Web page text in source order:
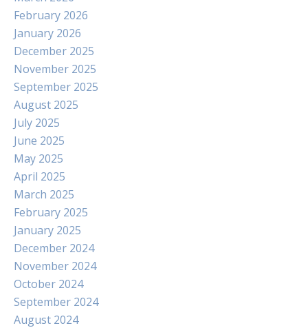
February 2026
January 2026
December 2025
November 2025
September 2025
August 2025
July 2025
June 2025
May 2025
April 2025
March 2025
February 2025
January 2025
December 2024
November 2024
October 2024
September 2024
August 2024